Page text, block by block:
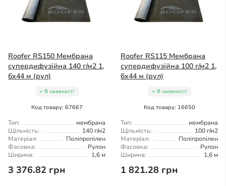
Roofer RS150 Мембрана
супердифузійна 140 г/м2 1,
6x44 м (рул)
В наявності
Код товару: 67667
Тип:
мембрана
Щільність:
140 г/м2
Матеріал:
Поліпропілен
Фасовка:
Рулон
Ширина:
1,6 м
3 376.82 грн
Roofer RS115 Мембрана
супердифузійна 100 г/м2 1,
6x44 м (рул)
В наявності
Код товару: 16650
Тип:
мембрана
Щільність:
100 г/м2
Матеріал:
Поліпропілен
Фасовка:
Рулон
Ширина:
1,6 м
1 821.28 грн